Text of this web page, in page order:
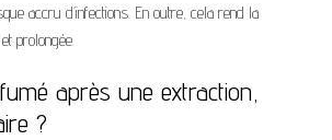
accru d’infections. En outre, cela rend la
prolongée.
après une extraction,
?